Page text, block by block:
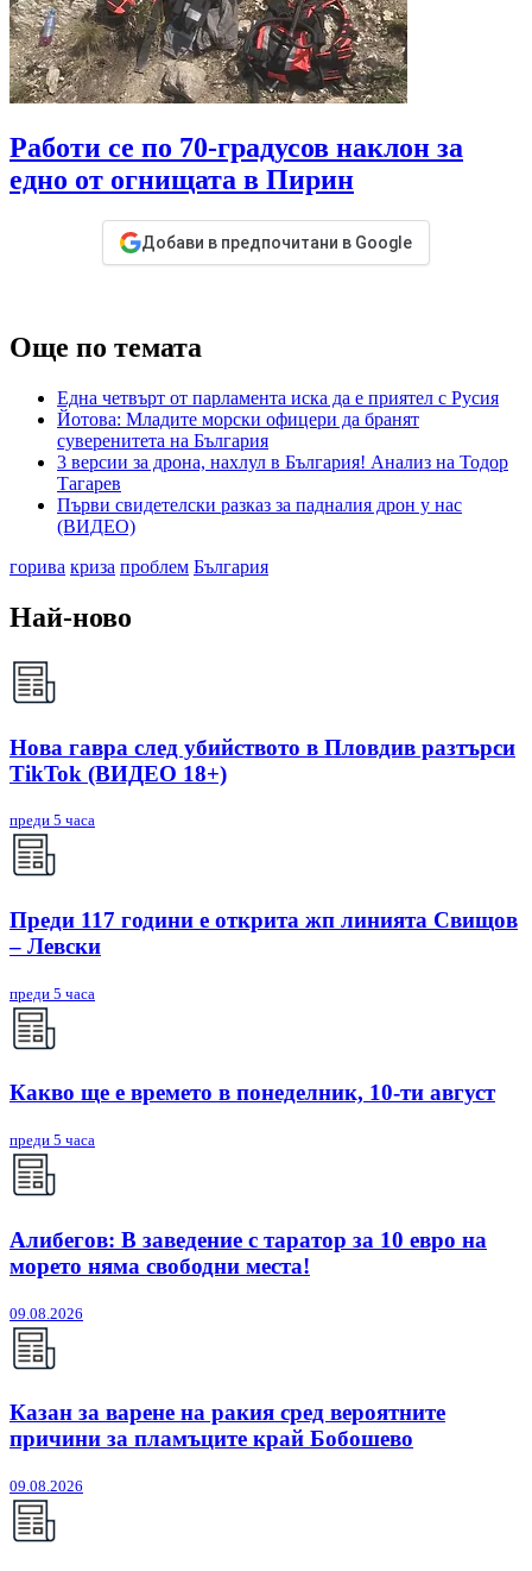
Работи се по 70-градусов наклон за
едно от огнищата в Пирин
Добави в предпочитани в Google
Още по темата
Една четвърт от парламента иска да е приятел с Русия
Йотова: Младите морски офицери да бранят
суверенитета на България
3 версии за дрона, нахлул в България! Анализ на Тодор
Тагарев
Първи свидетелски разказ за падналия дрон у нас
(ВИДЕО)
горива криза проблем България
Най-ново
Нова гавра след убийството в Пловдив разтърси
TikTok (ВИДЕО 18+)
преди 5 часа
Преди 117 години е открита жп линията Свищов
– Левски
преди 5 часа
Какво ще е времето в понеделник, 10-ти август
преди 5 часа
Алибегов: В заведение с таратор за 10 евро на
морето няма свободни места!
09.08.2026
Казан за варене на ракия сред вероятните
причини за пламъците край Бобошево
09.08.2026